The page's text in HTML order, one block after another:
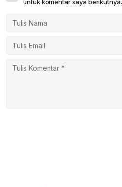
untuk komentar saya berikutnya.